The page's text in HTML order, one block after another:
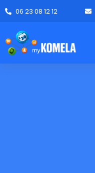
06 23 08 12 12